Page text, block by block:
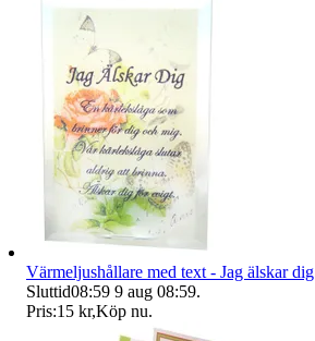
Värmeljushållare med text - Jag älskar dig
Sluttid08:59 9 aug 08:59.
Pris:15 kr,Köp nu.